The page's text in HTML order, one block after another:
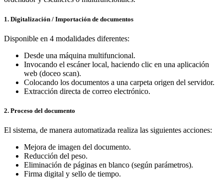
1. Digitalización / Importación de documentos
Disponible en 4 modalidades diferentes:
Desde una máquina multifuncional.
Invocando el escáner local, haciendo clic en una aplicación
web (doceo scan).
Colocando los documentos a una carpeta origen del servidor.
Extracción directa de correo electrónico.
2. Proceso del documento
El sistema, de manera automatizada realiza las siguientes acciones:
Mejora de imagen del documento.
Reducción del peso.
Eliminación de páginas en blanco (según parámetros).
Firma digital y sello de tiempo.